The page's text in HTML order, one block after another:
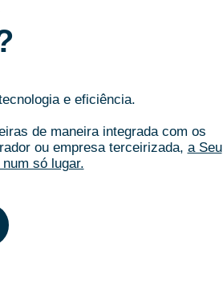
e eficiência.
de maneira integrada com os
ou empresa terceirizada, a Seu
só lugar.